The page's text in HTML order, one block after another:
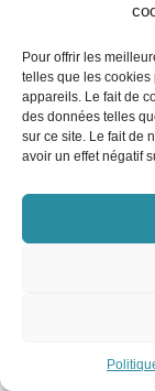
Pour offrir les
telles que les cookies
appareils. Le fait de
des données telles
sur ce site. Le fait de
avoir un effet négatif